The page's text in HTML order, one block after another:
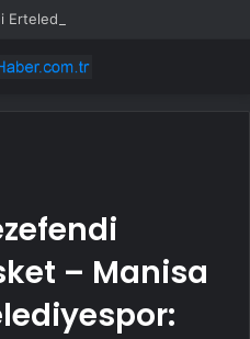
Erteledi
– Manisa